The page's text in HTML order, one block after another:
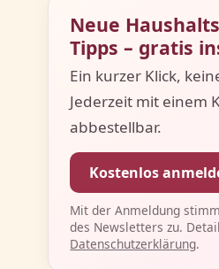
Neue
Tipps – gratis
Ein kurzer Klick,
Jederzeit mit einem
abbestellbar.
Kostenlos
Mit der Anmeldung
des Newsletters zu.
Datenschutzerklärung.